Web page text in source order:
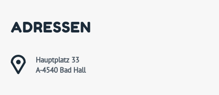
ADRESSEN
Hauptplatz 33
A-4540 Bad Hall